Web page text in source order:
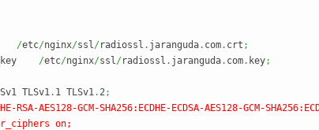
/etc/nginx/ssl/radiossl . jaranguda. com. crt ;
/etc/nginx/ssl/radiossl . jaranguda. com. key;
TLSv1
. 1 TLSv1. 2;
RSA-AES128-GCM-SHA256:ECDHE-ECDSA-AES128-GCM-
on;